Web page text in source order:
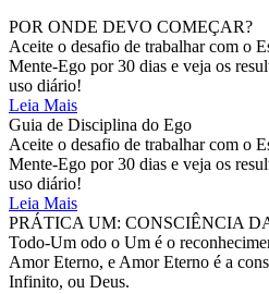
POR ONDE DEVO COMEÇAR?
Aceite o desafio de trabalhar com o
Mente-Ego por 30 dias e veja os
uso diário!
Leia Mais
Guia de Disciplina do Ego
Aceite o desafio de trabalhar com o
Mente-Ego por 30 dias e veja os
uso diário!
Leia Mais
PRÁTICA UM: CONSCIÊNCIA
Todo-Um odo o Um é o
Amor Eterno, e Amor Eterno é a
Infinito, ou Deus.